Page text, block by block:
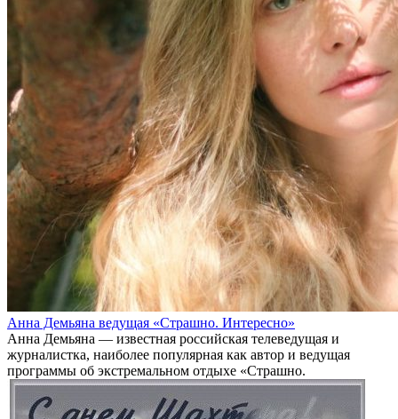
Анна Демьяна ведущая «Страшно. Интересно»
Анна Демьяна — известная российская телеведущая и
журналистка, наиболее популярная как автор и ведущая
программы об экстремальном отдыхе «Страшно.